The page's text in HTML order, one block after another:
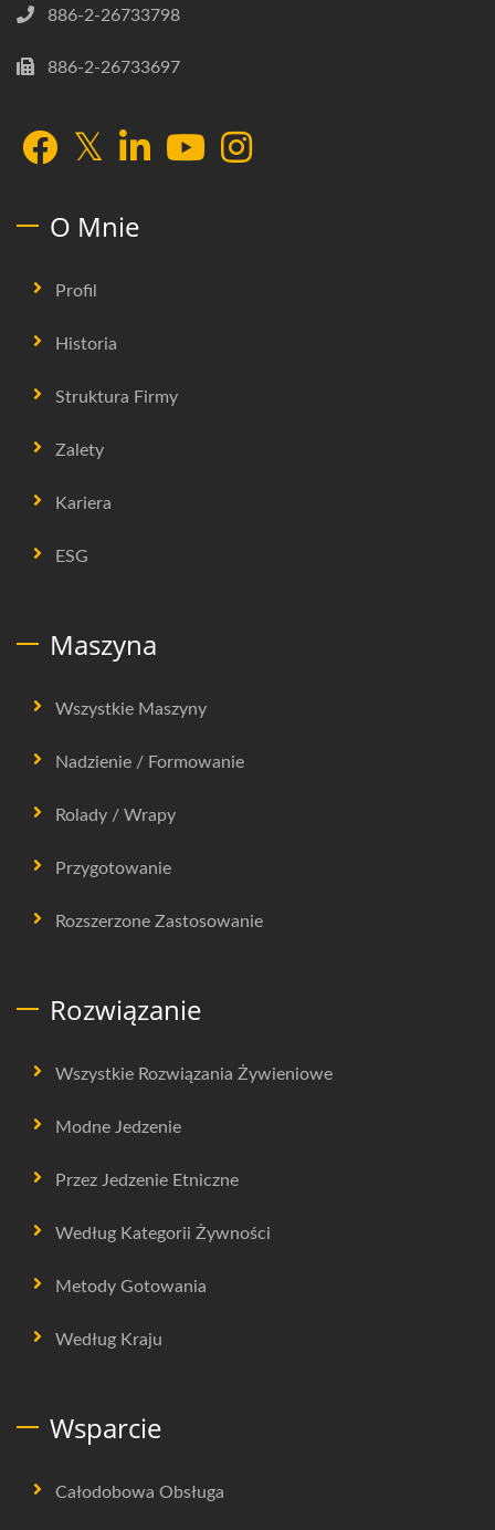
886-2-26733798
886-2-26733697
O Mnie
Profil
Historia
Struktura Firmy
Zalety
Kariera
ESG
Maszyna
Wszystkie Maszyny
Nadzienie / Formowanie
Rolady / Wrapy
Przygotowanie
Rozszerzone Zastosowanie
Rozwiązanie
Wszystkie Rozwiązania Żywieniowe
Modne Jedzenie
Przez Jedzenie Etniczne
Według Kategorii Żywności
Metody Gotowania
Według Kraju
Wsparcie
Całodobowa Obsługa